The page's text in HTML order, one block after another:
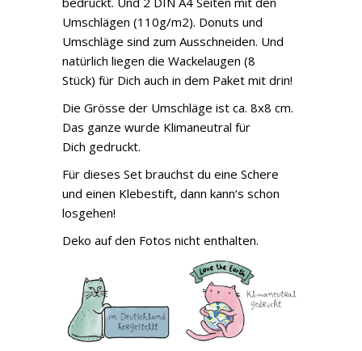
Umschlägen (110g/m2). Donuts und
Umschläge sind zum Ausschneiden. Und
natürlich liegen die Wackelaugen (8
Stück) für Dich auch in dem Paket mit drin!
Die Grösse der Umschläge ist ca. 8x8 cm.
Das ganze wurde Klimaneutral für
Dich gedruckt.
Für dieses Set brauchst du eine Schere
und einen Klebestift, dann kann‘s schon
losgehen!
Deko auf den Fotos nicht enthalten.